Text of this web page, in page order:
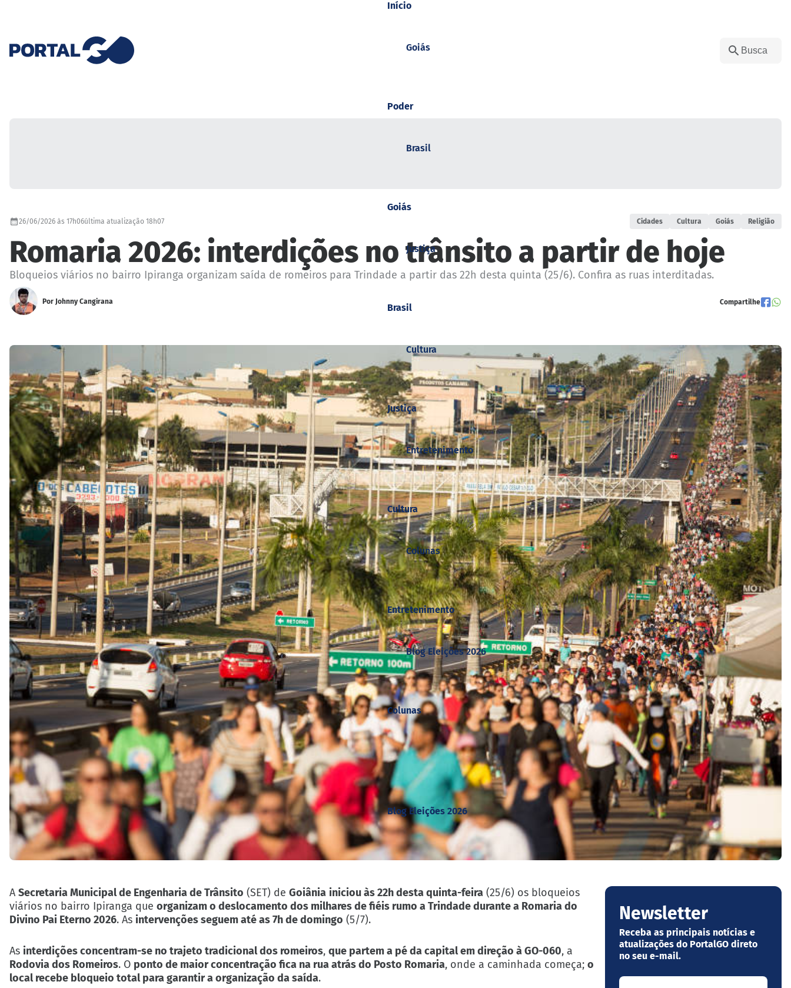
Goiás
Brasil
Justiça
Cultura
Entretenimento
Colunas
Blog Eleições 2026
Início
Poder
Goiás
Brasil
Justiça
Cultura
Entretenimento
Colunas
Blog Eleições 2026
26/06/2026 às 17h06última atualização 18h07 Cidades Cultura Goiás Religião
Romaria 2026: interdições no trânsito a partir de hoje
Bloqueios viários no bairro Ipiranga organizam saída de romeiros para Trindade a partir das 22h desta quinta (25/6). Confira as ruas interditadas.
Por Johnny Cangirana Compartilhe
A Secretaria Municipal de Engenharia de Trânsito (SET) de Goiânia iniciou às 22h desta quinta-feira (25/6) os bloqueios
viários no bairro Ipiranga que organizam o deslocamento dos milhares de fiéis rumo a Trindade durante a Romaria do
Divino Pai Eterno 2026. As intervenções seguem até as 7h de domingo (5/7).
As interdições concentram-se no trajeto tradicional dos romeiros, que partem a pé da capital em direção à GO-060, a
Rodovia dos Romeiros. O ponto de maior concentração fica na rua atrás do Posto Romaria, onde a caminhada começa; o
local recebe bloqueio total para garantir a organização da saída.
Newsletter
Receba as principais notícias e
atualizações do PortalGO direto
no seu e-mail.
Seu nome